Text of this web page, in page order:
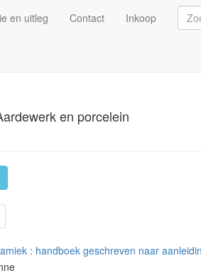
en uitleg Contact Inkoop
en porcelein
: handboek geschreven naar